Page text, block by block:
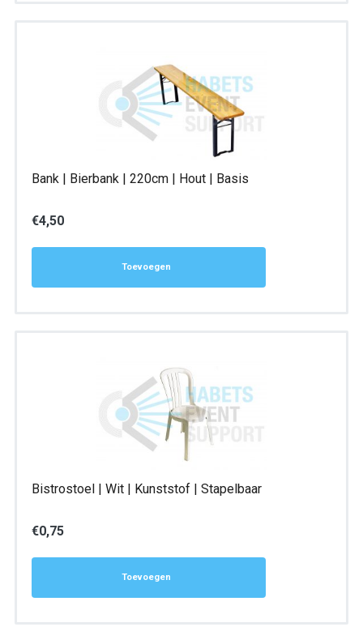
Bank | Bierbank | 220cm | Hout | Basis
€4,50
Toevoegen
Bistrostoel | Wit | Kunststof | Stapelbaar
€0,75
Toevoegen